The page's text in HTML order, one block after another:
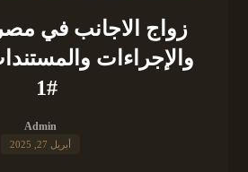
زواج الاجانب في
والإجراءات
#1
Admin
أبريل 27, 2025